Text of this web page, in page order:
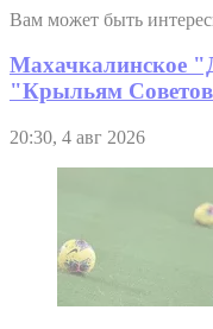
Вам может быть
Махачкалинское
"Крыльям
20:30, 4 авг 2026